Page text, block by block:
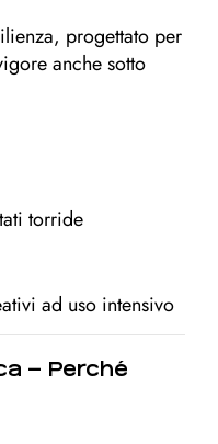
progettato per
anche sotto
torride
ad uso intensivo
– Perché